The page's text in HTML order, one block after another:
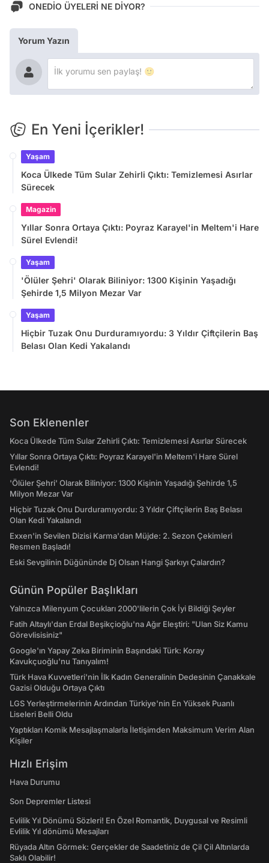
ONEDİO ÜYELERİ NE DİYOR?
Yorum Yazın
En Yeni İçerikler!
Yaşam
Koca Ülkede Tüm Sular Zehirli Çıktı: Temizlemesi Asırlar
Sürecek
Magazin
Yıllar Sonra Ortaya Çıktı: Poyraz Karayel'in Meltem'i Hare
Sürel Evlendi!
Yaşam
'Ölüler Şehri' Olarak Biliniyor: 1300 Kişinin Yaşadığı
Şehirde 1,5 Milyon Mezar Var
Yaşam
Hiçbir Tuzak Onu Durduramıyordu: 3 Yıldır Çiftçilerin Baş
Belası Olan Kedi Yakalandı
Son Eklenenler
Koca Ülkede Tüm Sular Zehirli Çıktı: Temizlemesi Asırlar Sürecek
Yıllar Sonra Ortaya Çıktı: Poyraz Karayel'in Meltem'i Hare Sürel
Evlendi!
'Ölüler Şehri' Olarak Biliniyor: 1300 Kişinin Yaşadığı Şehirde 1,5
Milyon Mezar Var
Hiçbir Tuzak Onu Durduramıyordu: 3 Yıldır Çiftçilerin Baş Belası
Olan Kedi Yakalandı
Exxen'in Sevilen Dizisi Karma'dan Müjde: 2. Sezon Çekimleri
Resmen Başladı!
Eski Sevgilinin Düğününde Dj Olsan Hangi Şarkıyı Çalardın?
Günün Popüler Başlıkları
Yalnızca Milenyum Çocukları 2000'lilerin Çok İyi Bildiği Şeyler
Fatih Altaylı'dan Erdal Beşikçioğlu'na Ağır Eleştiri: "Ulan Siz Kamu
Görevlisisiniz"
Google'ın Yapay Zeka Biriminin Başındaki Türk: Koray
Kavukçuoğlu'nu Tanıyalım!
Türk Hava Kuvvetleri'nin İlk Kadın Generalinin Dedesinin Çanakkale
Gazisi Olduğu Ortaya Çıktı
LGS Yerleştirmelerinin Ardından Türkiye'nin En Yüksek Puanlı
Liseleri Belli Oldu
Yaptıkları Komik Mesajlaşmalarla İletişimden Maksimum Verim Alan
Kişiler
Hızlı Erişim
Hava Durumu
Son Depremler Listesi
Evlilik Yıl Dönümü Sözleri! En Özel Romantik, Duygusal ve Resimli
Evlilik Yıl dönümü Mesajları
Rüyada Altın Görmek: Gerçekler de Saadetiniz de Çil Çil Altınlarda
Saklı Olabilir!